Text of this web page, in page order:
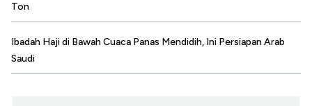
Ton
Ibadah Haji di Bawah Cuaca Panas Mendidih, Ini Persiapan Arab
Saudi